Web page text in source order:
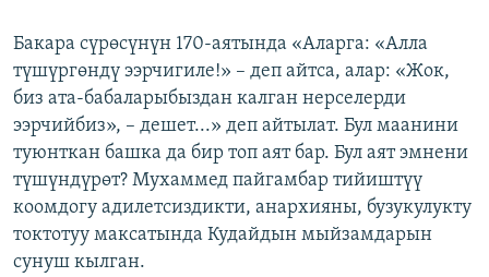
Бакара сүрөсүнүн 170-аятында «Аларга: «Алла
түшүргөндү ээрчигиле!» – деп айтса, алар: «Жок,
биз ата-бабаларыбыздан калган нерселерди
ээрчийбиз», – дешет...» деп айтылат. Бул маанини
туюнткан башка да бир топ аят бар. Бул аят эмнени
түшүндүрөт? Мухаммед пайгамбар тийиштүү
коомдогу адилетсиздикти, анархияны, бузукулукту
токтотуу максатында Кудайдын мыйзамдарын
сунуш кылган.